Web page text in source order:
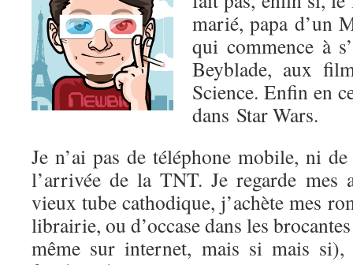
marié, papa d’un
qui commence à
Beyblade, aux
Science. Enfin en
dans Star Wars.
Je n’ai pas de téléphone mobile, ni
l’arrivée de la TNT. Je regarde
vieux tube cathodique, j’achète mes
librairie, ou d’occase dans les
même sur internet, mais si mais